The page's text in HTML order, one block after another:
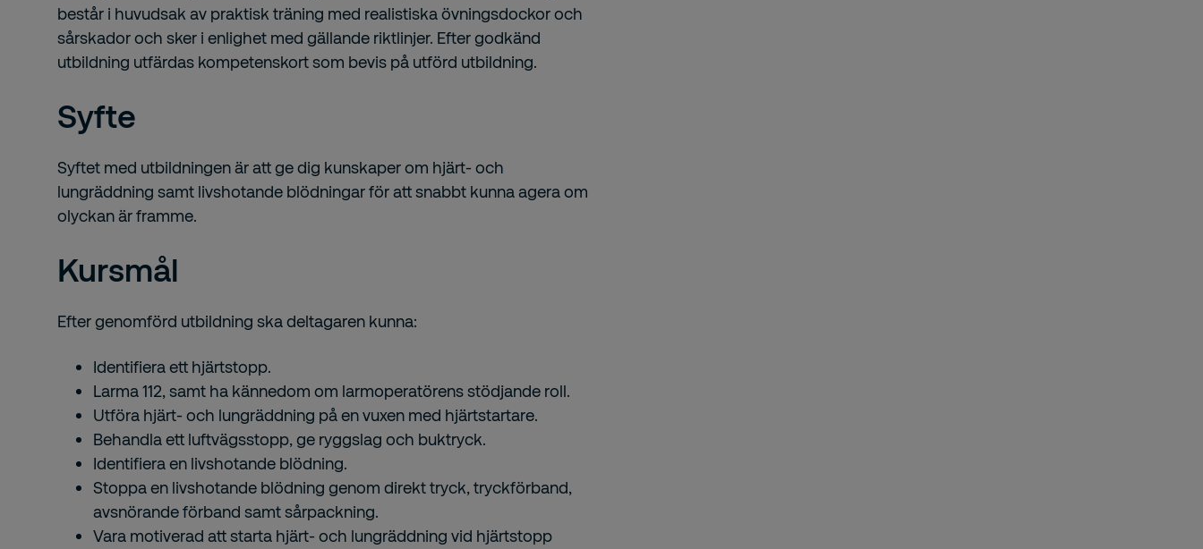
består i huvudsak av praktisk träning med realistiska övningsdockor och
sårskador och sker i enlighet med gällande riktlinjer. Efter godkänd
utbildning utfärdas kompetenskort som bevis på utförd utbildning.
Syfte
Syftet med utbildningen är att ge dig kunskaper om hjärt- och
lungräddning samt livshotande blödningar för att snabbt kunna agera om
olyckan är framme.
Kursmål
Efter genomförd utbildning ska deltagaren kunna:
Identifiera ett hjärtstopp.
Larma 112, samt ha kännedom om larmoperatörens stödjande roll.
Utföra hjärt- och lungräddning på en vuxen med hjärtstartare.
Behandla ett luftvägsstopp, ge ryggslag och buktryck.
Identifiera en livshotande blödning.
Stoppa en livshotande blödning genom direkt tryck, tryckförband,
avsnörande förband samt sårpackning.
Vara motiverad att starta hjärt- och lungräddning vid hjärtstopp